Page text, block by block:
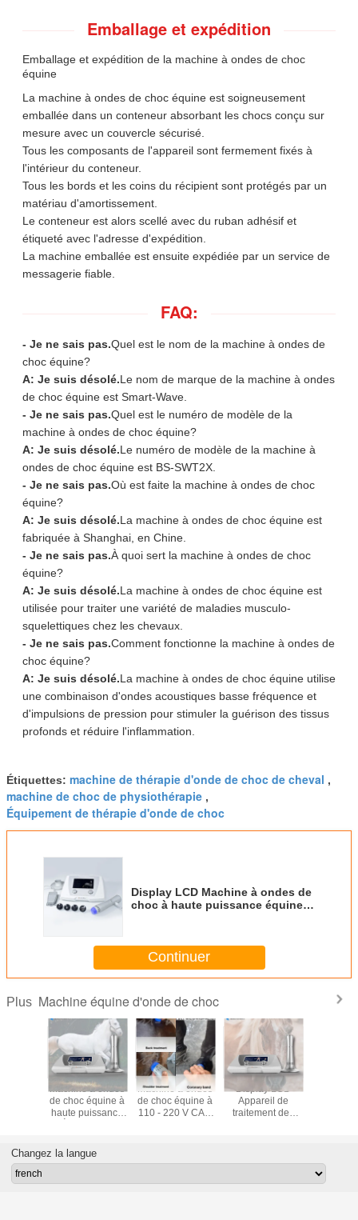
Emballage et expédition
Emballage et expédition de la machine à ondes de choc
équine
La machine à ondes de choc équine est soigneusement
emballée dans un conteneur absorbant les chocs conçu sur
mesure avec un couvercle sécurisé.
Tous les composants de l'appareil sont fermement fixés à
l'intérieur du conteneur.
Tous les bords et les coins du récipient sont protégés par un
matériau d'amortissement.
Le conteneur est alors scellé avec du ruban adhésif et
étiqueté avec l'adresse d'expédition.
La machine emballée est ensuite expédiée par un service de
messagerie fiable.
FAQ:
- Je ne sais pas.Quel est le nom de la machine à ondes de
choc équine?
A: Je suis désolé.Le nom de marque de la machine à ondes
de choc équine est Smart-Wave.
- Je ne sais pas.Quel est le numéro de modèle de la
machine à ondes de choc équine?
A: Je suis désolé.Le numéro de modèle de la machine à
ondes de choc équine est BS-SWT2X.
- Je ne sais pas.Où est faite la machine à ondes de choc
équine?
A: Je suis désolé.La machine à ondes de choc équine est
fabriquée à Shanghai, en Chine.
- Je ne sais pas.À quoi sert la machine à ondes de choc
équine?
A: Je suis désolé.La machine à ondes de choc équine est
utilisée pour traiter une variété de maladies musculo-
squelettiques chez les chevaux.
- Je ne sais pas.Comment fonctionne la machine à ondes de
choc équine?
A: Je suis désolé.La machine à ondes de choc équine utilise
une combinaison d'ondes acoustiques basse fréquence et
d'impulsions de pression pour stimuler la guérison des tissus
profonds et réduire l'inflammation.
Étiquettes: machine de thérapie d'onde de choc de cheval ,
machine de choc de physiothérapie ,
Équipement de thérapie d'onde de choc
Display LCD Machine à ondes de
choc à haute puissance équine
Continuer
Plus Machine équine d'onde de choc
Machine à ondes
de choc équine à
haute puissance
thérapie de la
douleur à haute
Machine à ondes
de choc équine à
110 - 220 V CA à
Display LCD
Appareil de
traitement des
22 Hz à
Changez la langue